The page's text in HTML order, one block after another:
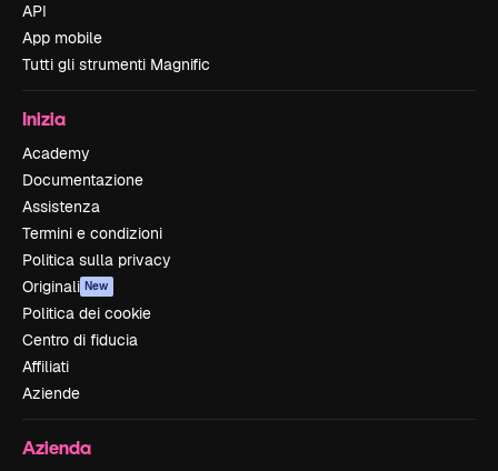
API
App mobile
Tutti gli strumenti Magnific
Inizia
Academy
Documentazione
Assistenza
Termini e condizioni
Politica sulla privacy
Originali New
Politica dei cookie
Centro di fiducia
Affiliati
Aziende
Azienda